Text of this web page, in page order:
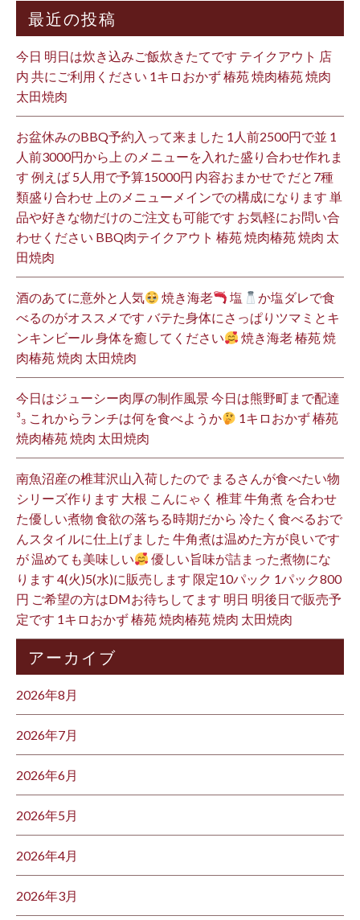
最近の投稿
今日 明日は炊き込みご飯炊きたてです テイクアウト 店
内 共にご利用ください 1キロおかず 椿苑 焼肉椿苑 焼肉
太田焼肉
お盆休みのBBQ予約入って来ました 1人前2500円で並 1
人前3000円から上 のメニューを入れた盛り合わせ作れま
す 例えば 5人用で予算15000円 内容おまかせで だと7種
類盛り合わせ 上のメニューメインでの構成になります 単
品や好きな物だけのご注文も可能です お気軽にお問い合
わせください BBQ肉テイクアウト 椿苑 焼肉椿苑 焼肉 太
田焼肉
酒のあてに意外と人気 焼き海老 塩
か塩ダレで食
べるのがオススメです バテた身体にさっぱりツマミとキ
ンキンビール 身体を癒してください
焼き海老 椿苑 焼
肉椿苑 焼肉 太田焼肉
今日はジューシー肉厚の制作風景 今日は熊野町まで配達
³₃ これからランチは何を食べようか
1キロおかず 椿苑
焼肉椿苑 焼肉 太田焼肉
南魚沼産の椎茸沢山入荷したので まるさんが食べたい物
シリーズ作ります 大根 こんにゃく 椎茸 牛角煮 を合わせ
た優しい煮物 食欲の落ちる時期だから 冷たく食べるおで
んスタイルに仕上げました 牛角煮は温めた方が良いです
が 温めても美味しい
優しい旨味が詰まった煮物にな
ります 4(火)5(水)に販売します 限定10パック 1パック800
円 ご希望の方はDMお待ちしてます 明日 明後日で販売予
定です 1キロおかず 椿苑 焼肉椿苑 焼肉 太田焼肉
アーカイブ
2026年8月
2026年7月
2026年6月
2026年5月
2026年4月
2026年3月